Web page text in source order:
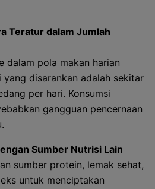
Teratur dalam Jumlah
dalam pola makan harian
yang disarankan adalah sekitar
per hari. Konsumsi
gangguan pencernaan
Sumber Nutrisi Lain
sumber protein, lemak sehat,
untuk menciptakan